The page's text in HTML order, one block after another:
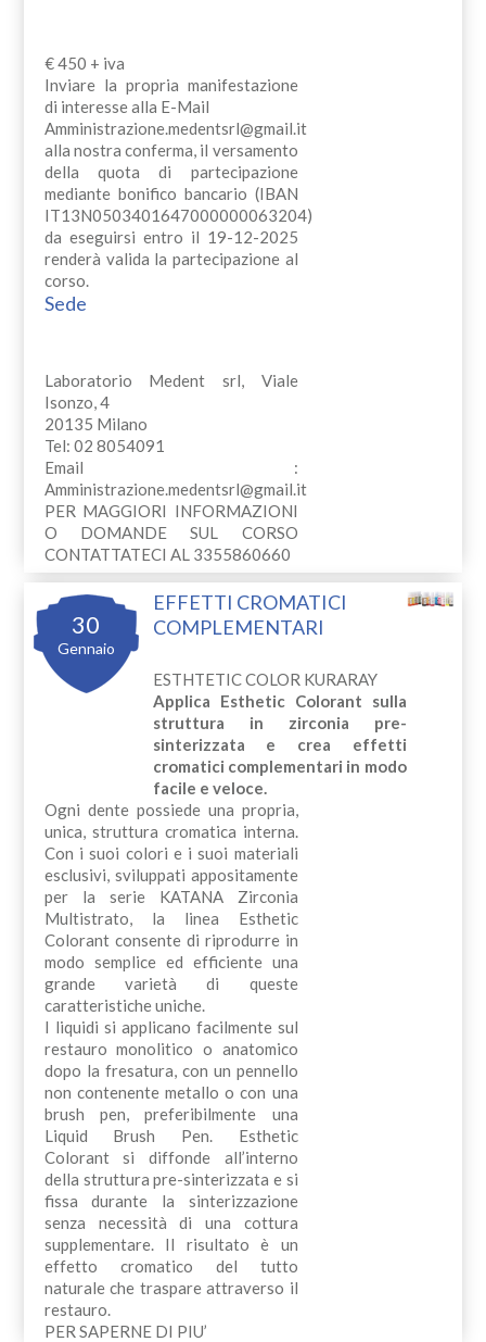
€ 450 + iva
Inviare la propria manifestazione
di interesse alla E-Mail
Amministrazione.medentsrl@gmail.it
alla nostra conferma, il versamento
della quota di partecipazione
mediante bonifico bancario (IBAN
IT13N0503401647000000063204)
da eseguirsi entro il 19-12-2025
renderà valida la partecipazione al
corso.
Sede
Laboratorio Medent srl, Viale
Isonzo, 4
20135 Milano
Tel: 02 8054091
Email :
Amministrazione.medentsrl@gmail.it
PER MAGGIORI INFORMAZIONI
O DOMANDE SUL CORSO
CONTATTATECI AL 3355860660
30
Gennaio
EFFETTI CROMATICI
COMPLEMENTARI
ESTHTETIC COLOR KURARAY
Applica Esthetic Colorant sulla
struttura in zirconia pre-
sinterizzata e crea effetti
cromatici complementari in modo
facile e veloce.
Ogni dente possiede una propria,
unica, struttura cromatica interna.
Con i suoi colori e i suoi materiali
esclusivi, sviluppati appositamente
per la serie KATANA Zirconia
Multistrato, la linea Esthetic
Colorant consente di riprodurre in
modo semplice ed efficiente una
grande varietà di queste
caratteristiche uniche.
I liquidi si applicano facilmente sul
restauro monolitico o anatomico
dopo la fresatura, con un pennello
non contenente metallo o con una
brush pen, preferibilmente una
Liquid Brush Pen. Esthetic
Colorant si diffonde all’interno
della struttura pre-sinterizzata e si
fissa durante la sinterizzazione
senza necessità di una cottura
supplementare. Il risultato è un
effetto cromatico del tutto
naturale che traspare attraverso il
restauro.
PER SAPERNE DI PIU’